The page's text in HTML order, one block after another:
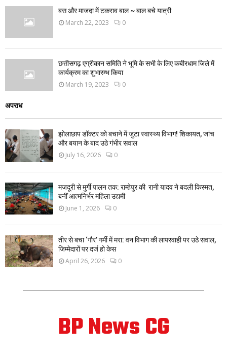
बस और माजदा में टकराव बाल ~ बाल बचे यात्री
March 22, 2023 0
छत्तीसगढ़ एग्रीकान समिति ने भूमि के सभी के लिए कबीरधाम जिले में
कार्यक्रम का शुभारम्भ किया
March 19, 2023 0
अपराध
झोलाछाप डॉक्टर को बचाने में जुटा स्वास्थ्य विभाग! शिकायत, जांच
और बयान के बाद उठे गंभीर सवाल
July 16, 2026 0
मजदूरी से मुर्गी पालन तक: राम्हेपुर की रानी यादव ने बदली किस्मत,
बनीं आत्मनिर्भर महिला उद्यमी
June 1, 2026 0
तीर से बचा ‘गौर’ गर्मी में मरा: वन विभाग की लापरवाही पर उठे सवाल,
जिम्मेदारों पर दर्ज हो केस
April 26, 2026 0
BP News CG